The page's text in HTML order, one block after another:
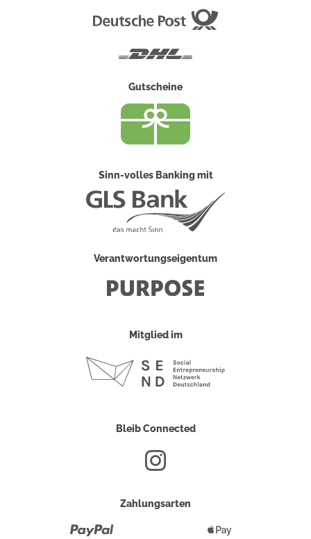
Gutscheine
Sinn-volles Banking mit
Verantwortungseigentum
Mitglied im
Bleib Connected
Zahlungsarten